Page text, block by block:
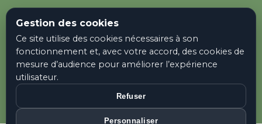
CONTACTEZ-NOUS
06 60 77 94 24
Gestion des cookies
Ce site utilise des cookies nécessaires à son
fonctionnement et, avec votre accord, des cookies de
mesure d’audience pour améliorer l’expérience
utilisateur.
Refuser
Personnaliser